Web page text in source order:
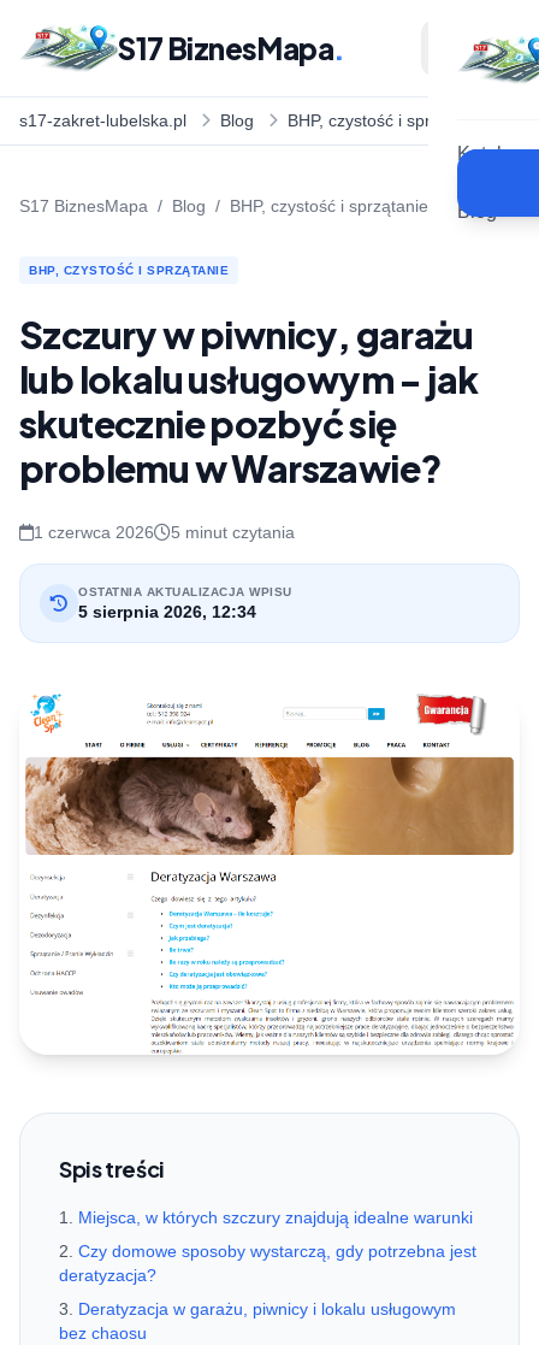
S17 BiznesMapa.
Katalog
Blog
s17-zakret-lubelska.pl Blog BHP, czystość i sprzątanie
S17 BiznesMapa / Blog / BHP, czystość i sprzątanie
BHP, CZYSTOŚĆ I SPRZĄTANIE
Szczury w piwnicy, garażu
lub lokalu usługowym - jak
skutecznie pozbyć się
problemu w Warszawie?
1 czerwca 2026 5 minut czytania
OSTATNIA AKTUALIZACJA WPISU
5 sierpnia 2026, 12:34
Spis treści
Miejsca, w których szczury znajdują idealne warunki
Czy domowe sposoby wystarczą, gdy potrzebna jest
deratyzacja?
Deratyzacja w garażu, piwnicy i lokalu usługowym
bez chaosu